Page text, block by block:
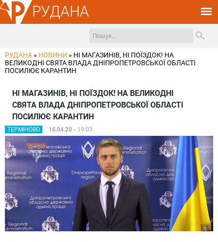
РУДАНА
РУДАНА » НОВИНИ » НІ МАГАЗИНІВ, НІ ПОЇЗДОК! НА
ВЕЛИКОДНІ СВЯТА ВЛАДА ДНІПРОПЕТРОВСЬКОЇ ОБЛАСТІ
ПОСИЛЮЄ КАРАНТИН
НІ МАГАЗИНІВ, НІ ПОЇЗДОК! НА ВЕЛИКОДНІ
СВЯТА ВЛАДА ДНІПРОПЕТРОВСЬКОЇ ОБЛАСТІ
ПОСИЛЮЄ КАРАНТИН
ТЕРМІНОВО 15.04.20 - 19:03